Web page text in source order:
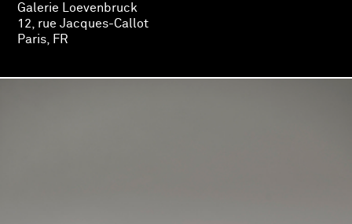
Galerie Loevenbruck
12, rue Jacques-Callot
Paris, FR